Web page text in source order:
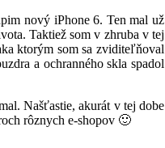
nový iPhone 6. Ten mal už
Taktiež som v zhruba v tej
ktorým som sa zviditeľňoval
a ochranného skla spadol
Našťastie, akurát v tej dobe
rôznych e-shopov 🙂